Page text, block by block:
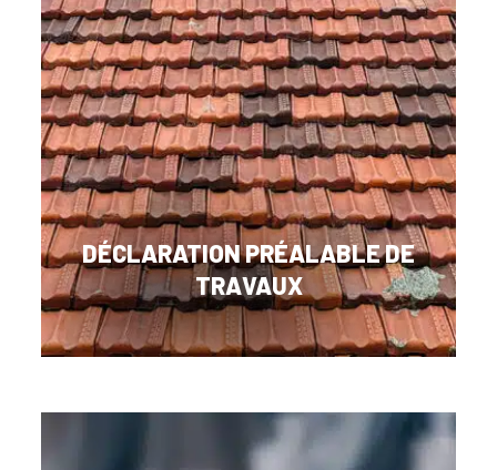
DÉCLARATION PRÉALABLE DE
TRAVAUX